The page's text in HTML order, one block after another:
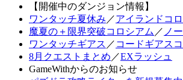
【開催中のダンジョン情報】
ワンタッチ夏休み ／アイランドコ
魔夏の＋限界突破コロシアム ／ ノ
ワンタッチギアス ／ コードギアス
8月クエストまとめ ／EXラッシュ
GameWithからのお知らせ